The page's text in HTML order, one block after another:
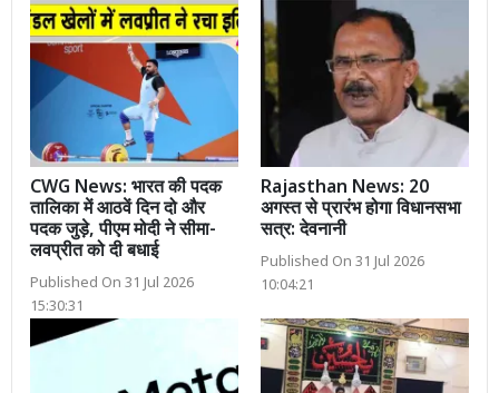
CWG News: भारत की पदक
तालिका में आठवें दिन दो और
पदक जुड़े, पीएम मोदी ने सीमा-
लवप्रीत को दी बधाई
Published On 31 Jul 2026
15:30:31
Rajasthan News: 20
अगस्त से प्रारंभ होगा विधानसभा
सत्र: देवनानी
Published On 31 Jul 2026
10:04:21